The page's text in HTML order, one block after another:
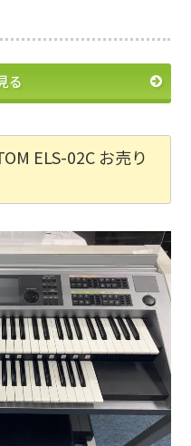
る
ELS-02C お売り